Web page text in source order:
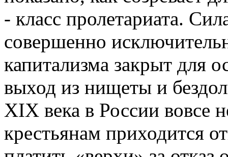
- класс пролетариата.
совершенно
капитализма закрыт для
выход из нищеты и
XIX века в России вовсе
крестьянам приходится